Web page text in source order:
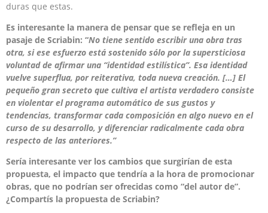
duras que estas.
Es interesante la manera de pensar que se refleja en un
pasaje de Scriabin: “No tiene sentido escribir una obra tras
otra, si ese esfuerzo está sostenido sólo por la supersticiosa
voluntad de afirmar una “identidad estilística”. Esa identidad
vuelve superflua, por reiterativa, toda nueva creación. […] El
pequeño gran secreto que cultiva el artista verdadero consiste
en violentar el programa automático de sus gustos y
tendencias, transformar cada composición en algo nuevo en el
curso de su desarrollo, y diferenciar radicalmente cada obra
respecto de las anteriores.”
Sería interesante ver los cambios que surgirían de esta
propuesta, el impacto que tendría a la hora de promocionar
obras, que no podrían ser ofrecidas como “del autor de”.
¿Compartís la propuesta de Scriabin?